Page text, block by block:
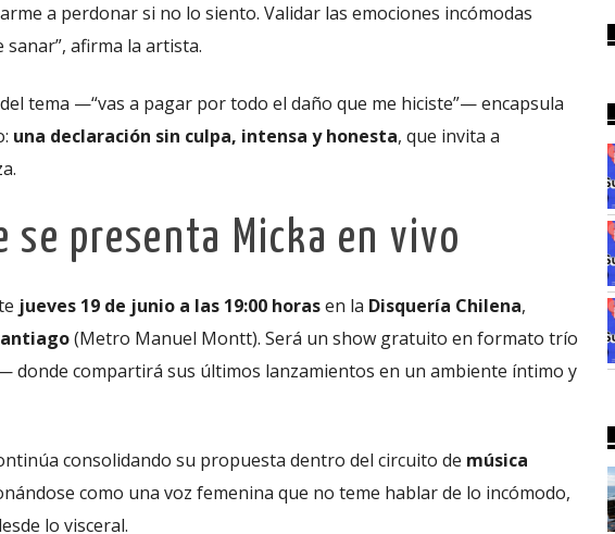
a perdonar si no lo siento. Validar las emociones incómodas
afirma la artista.
tema —“vas a pagar por todo el daño que me hiciste”— encapsula
una declaración sin culpa, intensa y honesta, que invita a
se presenta Micka en vivo
jueves 19 de junio a las 19:00 horasen la Disquería Chilena,
(Metro Manuel Montt). Será un show gratuito en formato trío
donde compartirá sus últimos lanzamientos en un ambiente íntimo y
consolidando su propuesta dentro del circuito de música
como una voz femenina que no teme hablar de lo incómodo,
lo visceral.